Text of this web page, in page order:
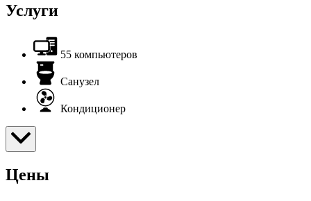
Услуги
55 компьютеров
Санузел
Кондиционер
Цены